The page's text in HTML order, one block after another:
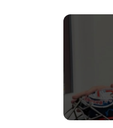
Úterý 27.
,
odehrát
marodky
Bruslaři
pondělí